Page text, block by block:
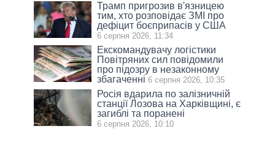
Трамп пригрозив в'язницею
тим, хто розповідає ЗМІ про
дефіцит боєприпасів у США
6 серпня 2026, 11:34
Екскомандувачу логістики
Повітряних сил повідомили
про підозру в незаконному
збагаченні 6 серпня 2026, 10:35
Росія вдарила по залізничній
станції Лозова на Харківщині, є
загиблі та поранені
6 серпня 2026, 10:10